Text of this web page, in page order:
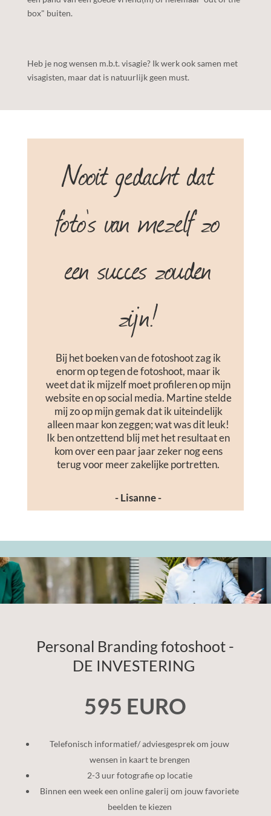
box" buiten.
Heb je nog wensen m.b.t. visagie? Ik werk ook samen met
visagisten, maar dat is natuurlijk geen must.
Nooit gedacht dat
foto's van mezelf zo
een succes zouden
zijn!
Bij het boeken van de fotoshoot zag ik
enorm op tegen de fotoshoot, maar ik
weet dat ik mijzelf moet profileren op mijn
website en op social media. Martine stelde
mij zo op mijn gemak dat ik uiteindelijk
alleen maar kon zeggen; wat was dit leuk!
Ik ben ontzettend blij met het resultaat en
kom over een paar jaar zeker nog eens
terug voor meer zakelijke portretten.
- Lisanne -
Personal Branding fotoshoot -
DE INVESTERING
595 EURO
Telefonisch informatief/ adviesgesprek om jouw
wensen in kaart te brengen
2-3 uur fotografie op locatie
Binnen een week een online galerij om jouw favoriete
beelden te kiezen